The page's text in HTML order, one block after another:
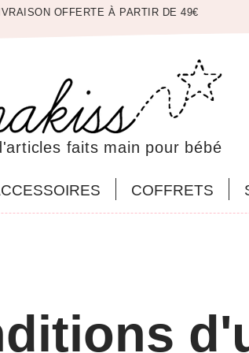
OFFERTE À PARTIR DE 49€
faits main pour bébé
COFFRETS
Les créations sont magnifiques! Il
est très difficile de choisir son tissu